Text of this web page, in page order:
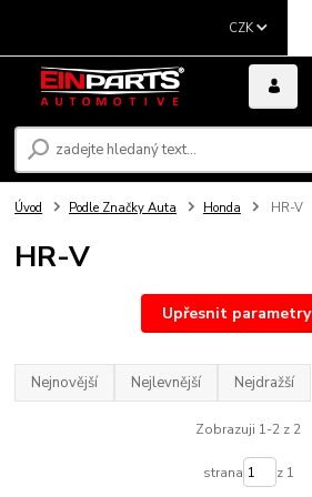
CZK
Úvod Podle Značky Auta Honda HR-V
HR-V
Upřesnit parametry
Nejnovější Nejlevnější Nejdražší
Zobrazuji 1-2 z 2
strana z 1